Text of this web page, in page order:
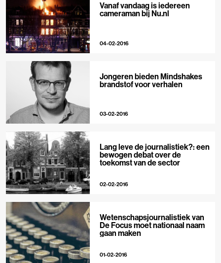
Vanaf vandaag is iedereen
cameraman bij Nu.nl
04-02-2016
Jongeren bieden Mindshakes
brandstof voor verhalen
03-02-2016
Lang leve de journalistiek?: een
bewogen debat over de
toekomst van de sector
02-02-2016
Wetenschapsjournalistiek van
De Focus moet nationaal naam
gaan maken
01-02-2016